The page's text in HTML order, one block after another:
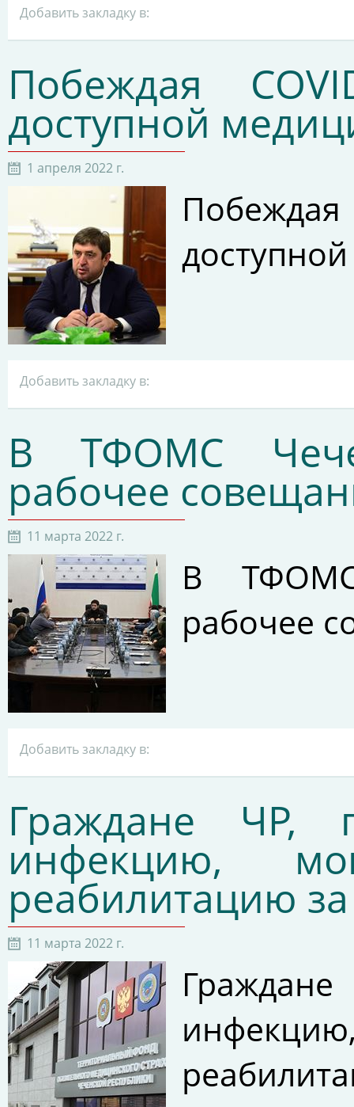
Добавить закладку в:
Побеждая
доступной
1 апреля 2022 г.
Добавить закладку в:
В ТФОМС
рабочее
11 марта 2022 г.
В ТФОМС
рабочее
Добавить закладку в:
Граждане ЧР,
инфекцию,
реабилитацию
11 марта 2022 г.